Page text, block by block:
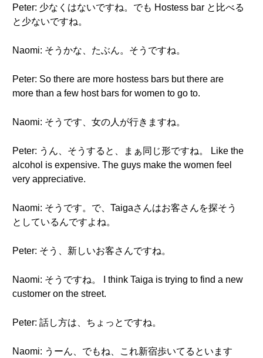
Peter: 少なくはないですね。でも Hostess bar と比べる
と少ないですね。
Naomi: そうかな、たぶん。そうですね。
Peter: So there are more hostess bars but there are
more than a few host bars for women to go to.
Naomi: そうです、女の人が行きますね。
Peter: うん、そうすると、まぁ同じ形ですね。 Like the
alcohol is expensive. The guys make the women feel
very appreciative.
Naomi: そうです。で、Taigaさんはお客さんを探そう
としているんですよね。
Peter: そう、新しいお客さんですね。
Naomi: そうですね。 I think Taiga is trying to find a new
customer on the street.
Peter: 話し方は、ちょっとですね。
Naomi: うーん、でもね、これ新宿歩いてるといます